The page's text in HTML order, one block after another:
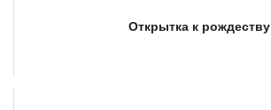
Открытка к рождеству